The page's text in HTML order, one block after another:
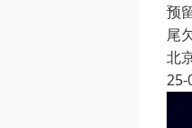
预
尾
北
25-